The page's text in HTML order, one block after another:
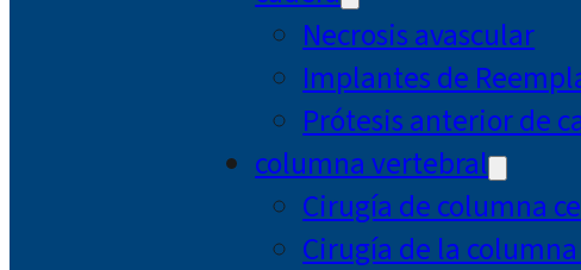
Necrosis avascular
Implantes de
Prótesis anterior de
columna vertebral
Cirugía de columna
Cirugía de la